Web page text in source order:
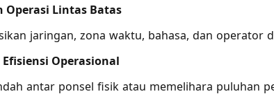
Operasi Lintas Batas
jaringan, zona waktu, bahasa, dan operator
Operasional
antar ponsel fisik atau memelihara puluhan